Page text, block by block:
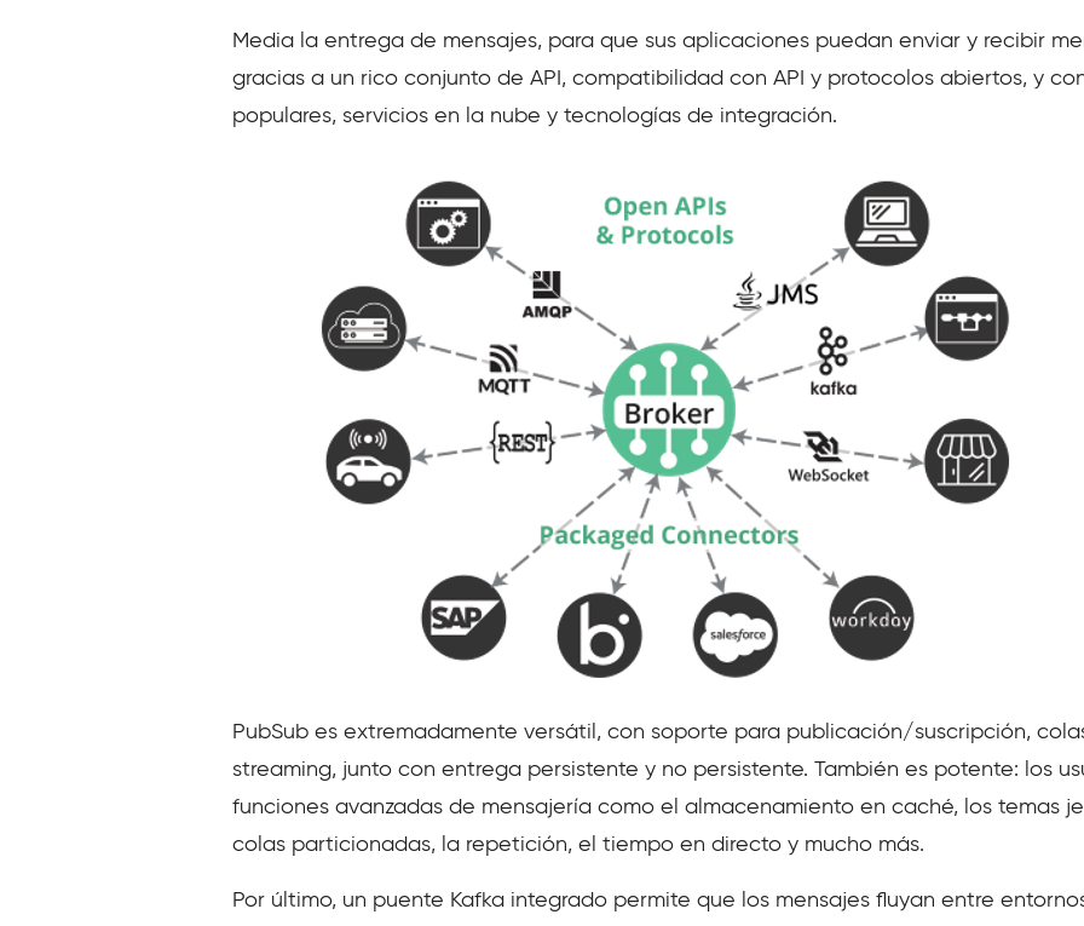
Media la entrega de mensajes, para que sus aplicaciones puedan enviar y recibir
gracias a un rico conjunto de API, compatibilidad con API y protocolos abiertos, y
populares, servicios en la nube y tecnologías de integración.
PubSub es extremadamente versátil, con soporte para publicación/suscripción,
streaming, junto con entrega persistente y no persistente. También es potente: los
funciones avanzadas de mensajería como el almacenamiento en caché, los temas
colas particionadas, la repetición, el tiempo en directo y mucho más.
Por último, un puente Kafka integrado permite que los mensajes fluyan entre